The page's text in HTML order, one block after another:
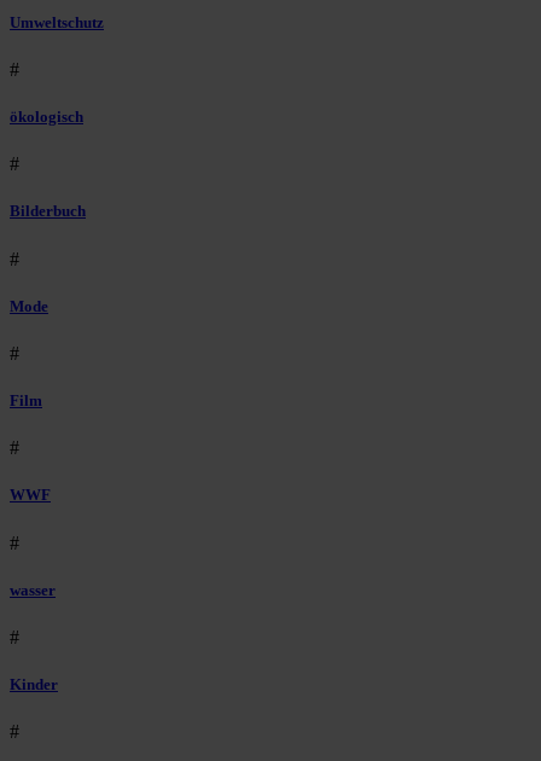
Umweltschutz
#
ökologisch
#
Bilderbuch
#
Mode
#
Film
#
WWF
#
wasser
#
Kinder
#